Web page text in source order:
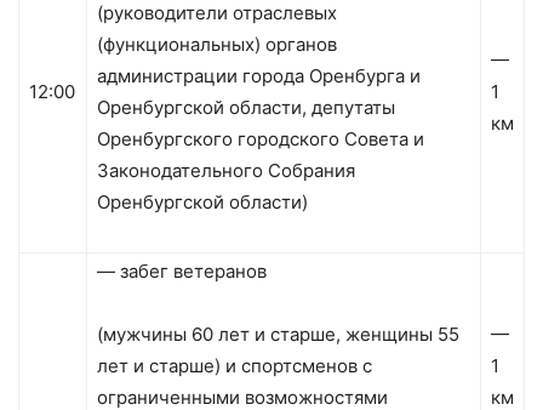
12:00
(руководители отраслевых
(функциональных) органов
администрации города Оренбурга и
Оренбургской области, депутаты
Оренбургского городского Совета и
Законодательного Собрания
Оренбургской области)
—
1
км
— забег ветеранов
(мужчины 60 лет и старше, женщины 55
лет и старше) и спортсменов с
ограниченными возможностями
—
1
км